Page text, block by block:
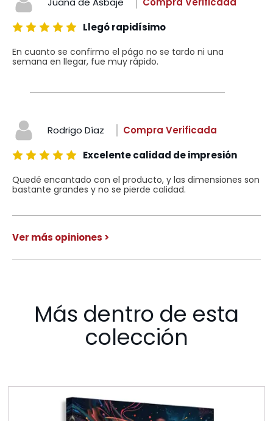
Llegó rapidísimo
En cuanto se confirmo el págo no se tardo ni una
semana en llegar, fue muy rápido.
Rodrigo Díaz
Compra Verificada
Excelente calidad de impresión
Quedé encantado con el producto, y las dimensiones son
bastante grandes y no se pierde calidad.
Ver más opiniones >
Más dentro de esta
colección